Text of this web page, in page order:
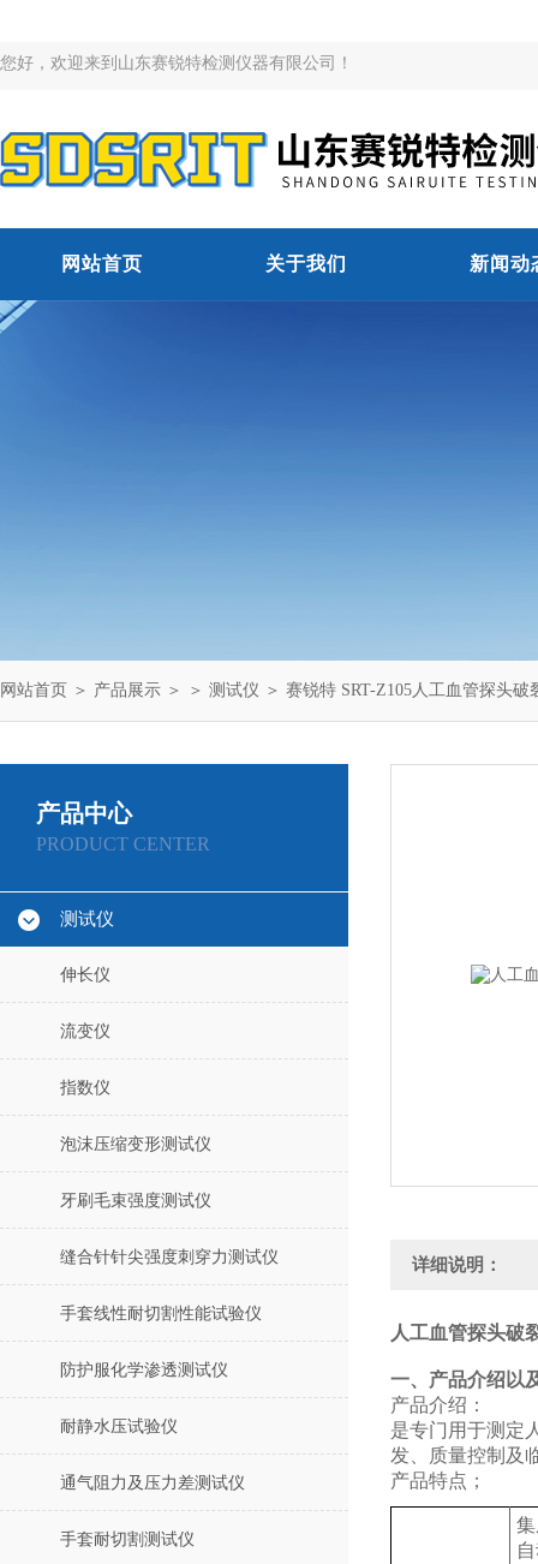
您好，欢迎来到山东赛锐特检测仪器有限公司！
网站首页 关于我们 新闻动
网站首页 ＞ 产品展示 ＞ ＞ 测试仪 ＞ 赛锐特 SRT-Z105人工血管探头
产品中心
PRODUCT CENTER
测试仪
伸长仪
流变仪
指数仪
泡沫压缩变形测试仪
牙刷毛束强度测试仪
缝合针针尖强度刺穿力测试仪
手套线性耐切割性能试验仪
防护服化学渗透测试仪
耐静水压试验仪
通气阻力及压力差测试仪
手套耐切割测试仪
详细说明：
人工血管探头破
一、产品介绍以
产品介绍：
是专门用于测定
发、质量控制及
产品特点；